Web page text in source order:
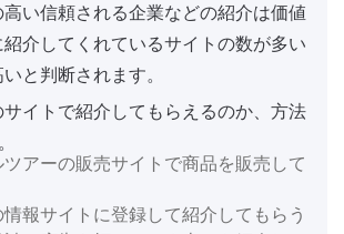
い信頼される企業などの紹介は価値
介してくれているサイトの数が多い
と判断されます。
イトで紹介してもらえるのか、方法
ツアーの販売サイトで商品を販売して
情報サイトに登録して紹介してもらう